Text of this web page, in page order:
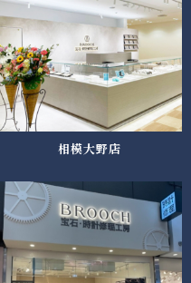
相模大野店